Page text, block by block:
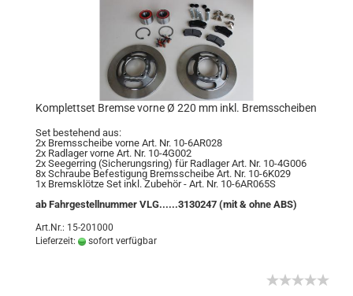
Komplettset Bremse vorne Ø 220 mm inkl. Bremsscheiben
Set bestehend aus:
2x Bremsscheibe vorne Art. Nr. 10-6AR028
2x Radlager vorne Art. Nr. 10-4G002
2x Seegerring (Sicherungsring) für Radlager Art. Nr. 10-4G006
8x Schraube Befestigung Bremsscheibe Art. Nr. 10-6K029
1x Bremsklötze Set inkl. Zubehör - Art. Nr. 10-6AR065S
ab Fahrgestellnummer VLG......3130247 (mit & ohne ABS)
Art.Nr.: 15-201000
Lieferzeit:
sofort verfügbar